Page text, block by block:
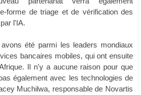
forme de triage et de vérification des
l'IA.
été parmi les leaders mondiaux
bancaires mobiles, qui ont ensuite
Il n'y a aucune raison pour que
également avec les technologies de
Muchilwa, responsable de Novartis